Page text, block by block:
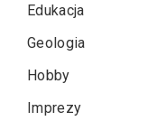
Edukacja
Geologia
Hobby
Imprezy